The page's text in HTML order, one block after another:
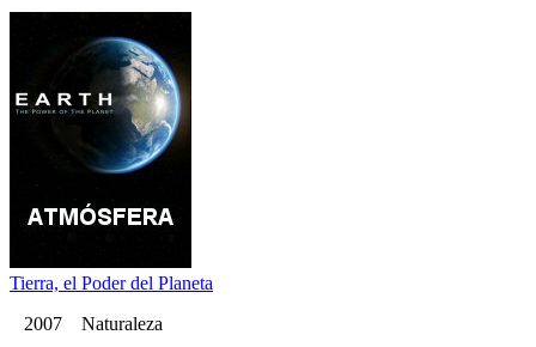
Tierra, el Poder del Planeta
2007 Naturaleza